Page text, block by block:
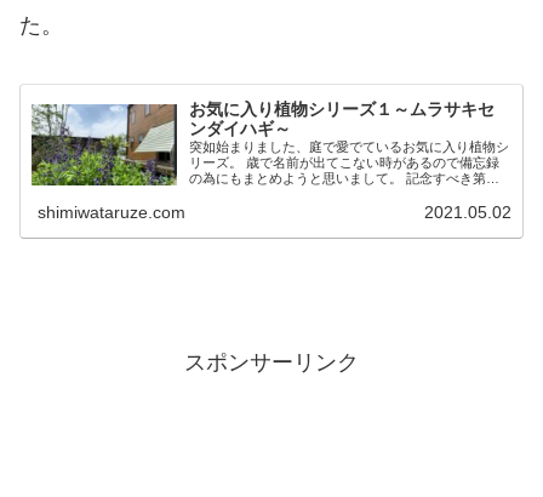
た。
お気に入り植物シリーズ１～ムラサキセ
ンダイハギ～
突如始まりました、庭で愛でているお気に入り植物シ
リーズ。 歳で名前が出てこない時があるので備忘録
の為にもまとめようと思いまして。 記念すべき第一
しだしたムラサキセンダイハギです。 多分数年前に...
shimiwataruze.com 2021.05.02
スポンサーリンク